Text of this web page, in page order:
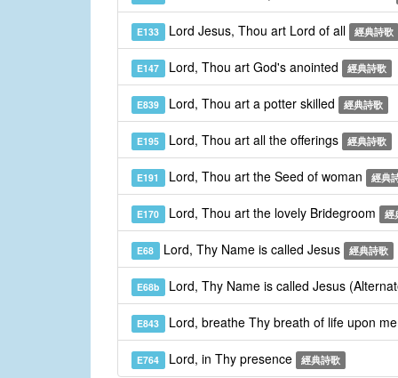
E133 Lord Jesus, Thou art Lord of all 經典詩歌
E147 Lord, Thou art God's anointed 經典詩歌
E839 Lord, Thou art a potter skilled 經典詩歌
E195 Lord, Thou art all the offerings 經典詩歌
E191 Lord, Thou art the Seed of woman 經典
E170 Lord, Thou art the lovely Bridegroom 經
E68 Lord, Thy Name is called Jesus 經典詩歌
E68b Lord, Thy Name is called Jesus
E843 Lord, breathe Thy breath of life upon me
E764 Lord, in Thy presence 經典詩歌